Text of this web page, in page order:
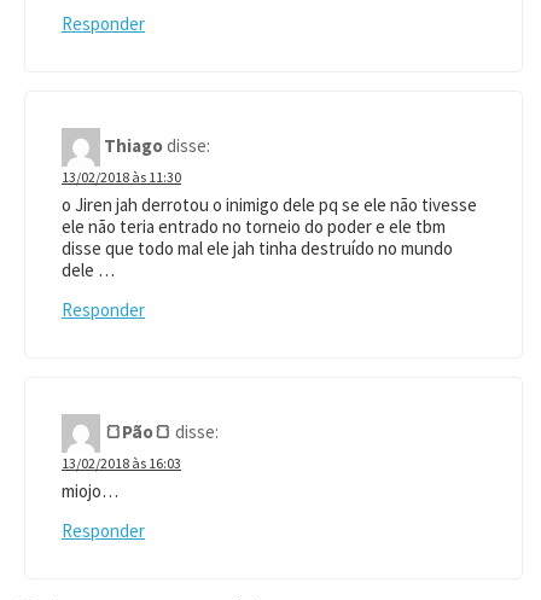
Responder
Thiagodisse:
13/02/2018 às 11:30
o Jiren jah derrotou o inimigo dele pq se ele não tivesse
ele não teria entrado no torneio do poder e ele tbm
disse que todo mal ele jah tinha destruído no mundo
dele …
Responder
🍞Pão🍞 disse:
13/02/2018 às 16:03
miojo…
Responder